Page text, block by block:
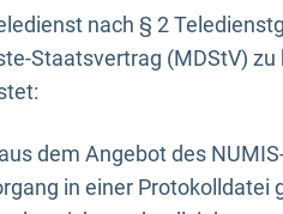
nach § 2
Staatsvertrag (MDStV)
dem Angebot des
in einer Protokolldatei